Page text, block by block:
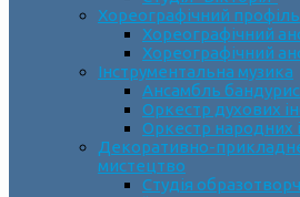
Хореографічний профіль
Хореографічний
Хореографічний
Інструментальна музика
Ансамбль
Оркестр духових
Оркестр народних
Декоративно-
мистецтво
Cтудія